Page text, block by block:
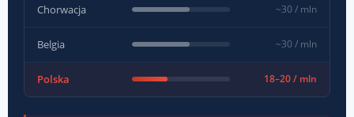
Chorwacja ~30 / mln
Belgia ~30 / mln
Polska 18–20 / mln